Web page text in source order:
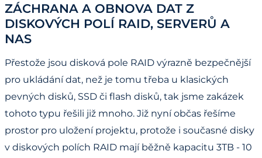
ZÁCHRANA A OBNOVA DAT Z
DISKOVÝCH POLÍ RAID, SERVERŮ A
NAS
Přestože jsou disková pole RAID výrazně bezpečnější
pro ukládání dat, než je tomu třeba u klasických
pevných disků, SSD či flash disků, tak jsme zakázek
tohoto typu řešili již mnoho. Již nyní občas řešíme
prostor pro uložení projektu, protože i současné disky
v diskových polích RAID mají běžně kapacitu 3TB - 10